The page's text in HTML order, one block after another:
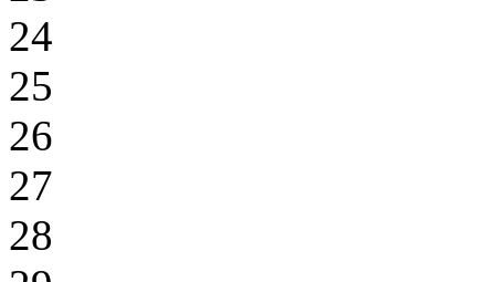
24
25
26
27
28